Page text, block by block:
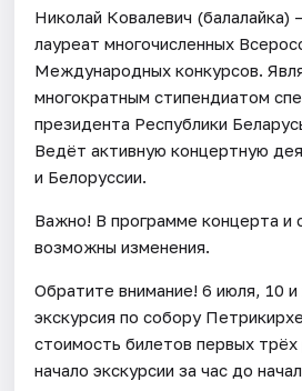
Николай Ковалевич (балалайка)
лауреат многочисленных
Международных конкурсов.
многократным стипендиатом
президента Республики
Ведёт активную концертную
и Белоруссии.
Важно! В программе концерта и
возможны изменения.
Обратите внимание! 6 июля, 10 и
экскурсия по собору
стоимость билетов первых
начало экскурсии за час до